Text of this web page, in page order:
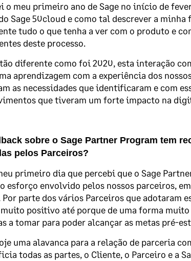
o meu primeiro ano de Sage no início de
Sage 50cloud e como tal descrever a
tudo o que tenha a ver com o produto e
deste processo.
diferente como foi 2020, esta interação
aprendizagem com a experiência dos
as necessidades que identificaram e com
que tiveram um forte impacto na
sobre o Sage Partner Program tem
pelos Parceiros?
primeiro dia que percebi que o Sage
esforço envolvido pelos nossos parceiros,
Por parte dos vários Parceiros que adotaram
positivo até porque de uma forma muito
a tomar para poder alcançar as metas pré-
uma alavanca para a relação de parceria
todas as partes, o Cliente, o Parceiro e a